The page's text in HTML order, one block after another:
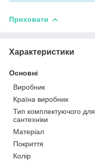
Приховати
Характеристики
Основні
Виробник
Країна виробник
Тип комплектуючого для
сантехніки
Матеріал
Покриття
Колір